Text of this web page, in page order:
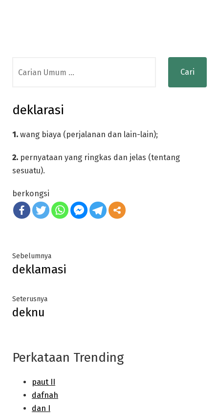
for:
deklarasi
1. wang biaya (perjalanan dan lain-lain);
2. pernyataan yang ringkas dan jelas (tentang
sesuatu).
berkongsi
Post
navigation
SebelumnyaPrevious
post:
deklamasi
SeterusnyaNext
deknu
Perkataan Trending